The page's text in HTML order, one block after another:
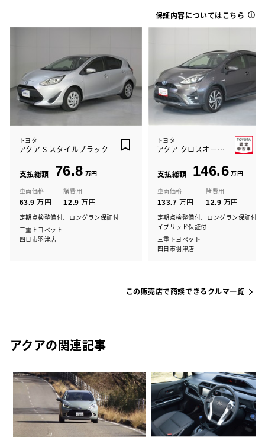
保証内容についてはこちら
トヨタ
アクア S スタイルブラック
支払総額 76.8 万円
車両価格
63.9 万円
諸費用
12.9 万円
定期点検整備付、ロングラン保証付
三重トヨペット
四日市羽津店
トヨタ
アクア クロスオーバー
支払総額 146.6 万円
車両価格
133.7 万円
諸費用
12.9 万円
定期点検整備付、ロングラン保証付、
イブリッド保証付
三重トヨペット
四日市羽津店
この販売店で商談できるクルマ一覧
アクアの関連記事